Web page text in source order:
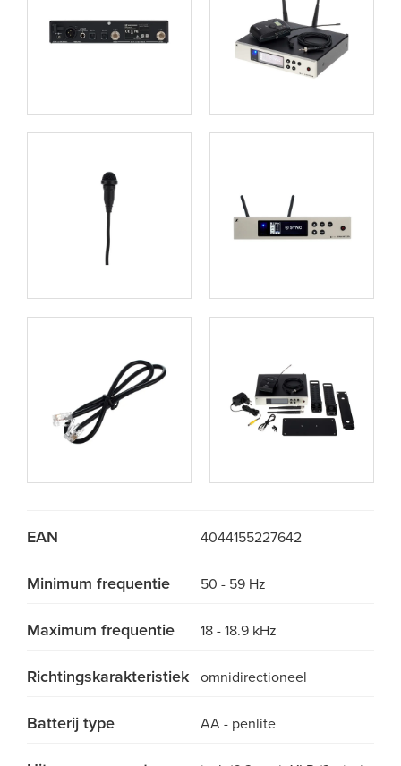
EAN 4044155227642
Minimum frequentie 50 - 59 Hz
Maximum frequentie 18 - 18.9 kHz
Richtingskarakteristiek omnidirectioneel
Batterij type AA - penlite